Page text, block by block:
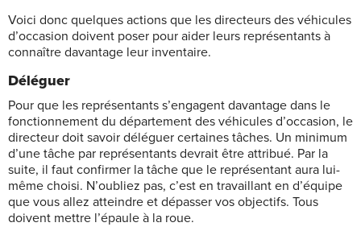
Voici donc quelques actions que les directeurs des véhicules
d’occasion doivent poser pour aider leurs représentants à
connaître davantage leur inventaire.
Déléguer
Pour que les représentants s’engagent davantage dans le
fonctionnement du département des véhicules d’occasion, le
directeur doit savoir déléguer certaines tâches. Un minimum
d’une tâche par représentants devrait être attribué. Par la
suite, il faut confirmer la tâche que le représentant aura lui-
même choisi. N’oubliez pas, c’est en travaillant en d’équipe
que vous allez atteindre et dépasser vos objectifs. Tous
doivent mettre l’épaule à la roue.